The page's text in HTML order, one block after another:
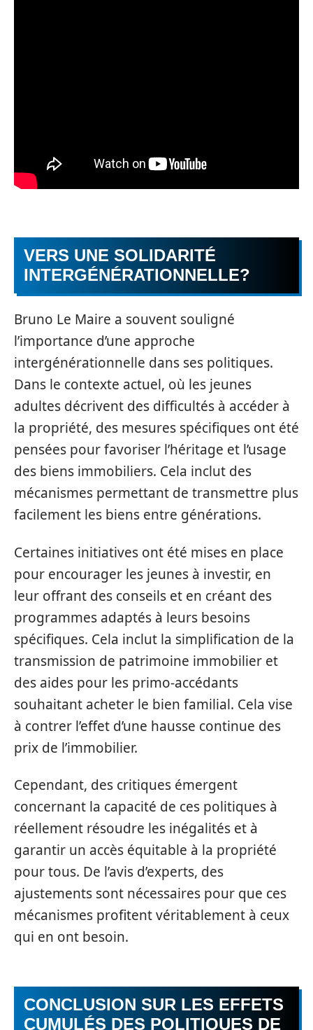
VERS UNE SOLIDARITÉ
INTERGÉNÉRATIONNELLE?
Bruno Le Maire a souvent souligné
l’importance d’une approche
intergénérationnelle dans ses politiques.
Dans le contexte actuel, où les jeunes
adultes décrivent des difficultés à accéder à
la propriété, des mesures spécifiques ont été
pensées pour favoriser l’héritage et l’usage
des biens immobiliers. Cela inclut des
mécanismes permettant de transmettre plus
facilement les biens entre générations.
Certaines initiatives ont été mises en place
pour encourager les jeunes à investir, en
leur offrant des conseils et en créant des
programmes adaptés à leurs besoins
spécifiques. Cela inclut la simplification de la
transmission de patrimoine immobilier et
des aides pour les primo-accédants
souhaitant acheter le bien familial. Cela vise
à contrer l’effet d’une hausse continue des
prix de l’immobilier.
Cependant, des critiques émergent
concernant la capacité de ces politiques à
réellement résoudre les inégalités et à
garantir un accès équitable à la propriété
pour tous. De l’avis d’experts, des
ajustements sont nécessaires pour que ces
mécanismes profitent véritablement à ceux
qui en ont besoin.
CONCLUSION SUR LES EFFETS
CUMULÉS DES POLITIQUES DE